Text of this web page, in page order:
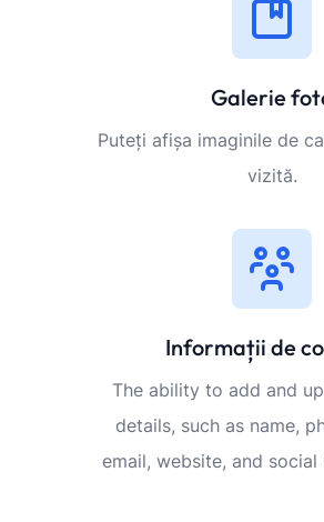
Galerie
Puteți afișa imaginile de
vizită.
Informații de
The ability to add and
details, such as name,
email, website, and